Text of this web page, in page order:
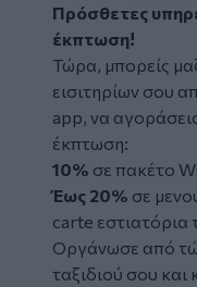
Πρόσθετες
έκπτωση!
Τώρα, μπορείς
εισιτηρίων σου
app, να
έκπτωση:
10% σε πακέτο
Έως 20% σε
carte εστιατόρια
Οργάνωσε από
ταξιδιού σου και